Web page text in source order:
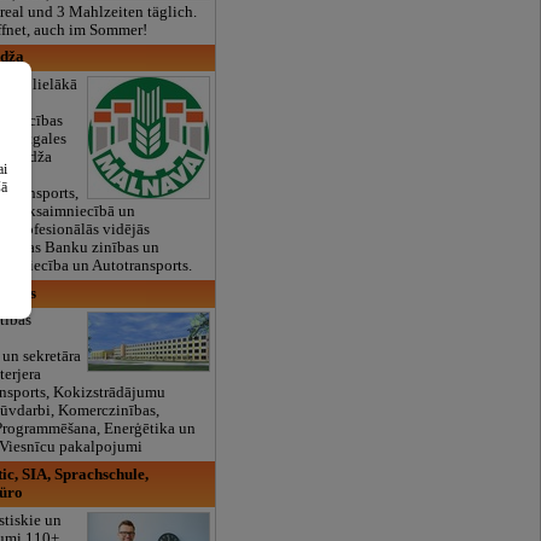
und 3 Mahlzeiten täglich.
auch im Sommer!
ir lielākā
Latgales
lauksaimniecībā un
profesionālās vidējās
Banku zinības un
un Autotransports.
sekretāra
Kokizstrādājumu
Komerczinības,
Enerģētika un
pakalpojumi
SIA, Sprachschule,
un